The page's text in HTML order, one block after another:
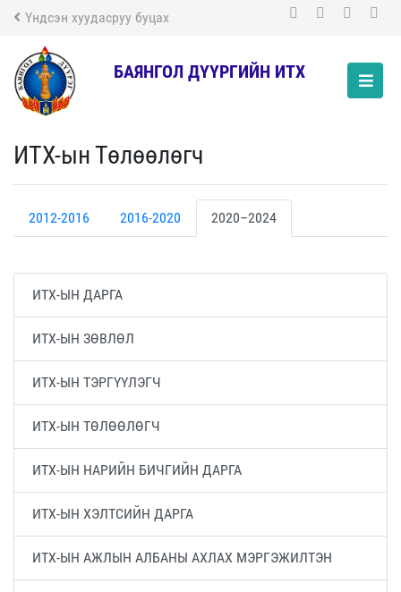
Үндсэн хуудасруу буцах
БАЯНГОЛ ДҮҮРГИЙН ИТХ
ИТХ-ын Төлөөлөгч
2012-2016 2016-2020 2020–2024
ИТХ-ЫН ДАРГА
ИТХ-ЫН ЗӨВЛӨЛ
ИТХ-ЫН ТЭРГҮҮЛЭГЧ
ИТХ-ЫН ТӨЛӨӨЛӨГЧ
ИТХ-ЫН НАРИЙН БИЧГИЙН ДАРГА
ИТХ-ЫН ХЭЛТСИЙН ДАРГА
ИТХ-ЫН АЖЛЫН АЛБАНЫ АХЛАХ МЭРГЭЖИЛТЭН